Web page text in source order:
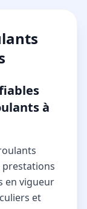
à
prestations
en vigueur
et